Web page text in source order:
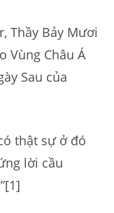
Thầy Bảy Mươi
Vùng Châu Á
Sau của
thật sự ở đó
lời cầu